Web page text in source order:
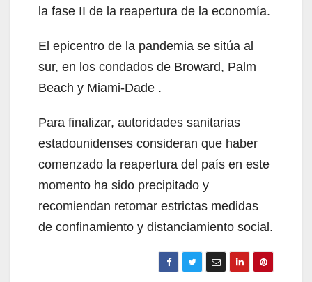
la fase II de la reapertura de la economía.
El epicentro de la pandemia se sitúa al
sur, en los condados de Broward, Palm
Beach y Miami-Dade .
Para finalizar, autoridades sanitarias
estadounidenses consideran que haber
comenzado la reapertura del país en este
momento ha sido precipitado y
recomiendan retomar estrictas medidas
de confinamiento y distanciamiento social.